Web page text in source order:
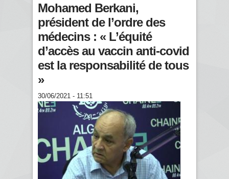
Mohamed Berkani,
président de l’ordre des
médecins : « L’équité
d’accès au vaccin anti-covid
est la responsabilité de tous
»
30/06/2021 - 11:51